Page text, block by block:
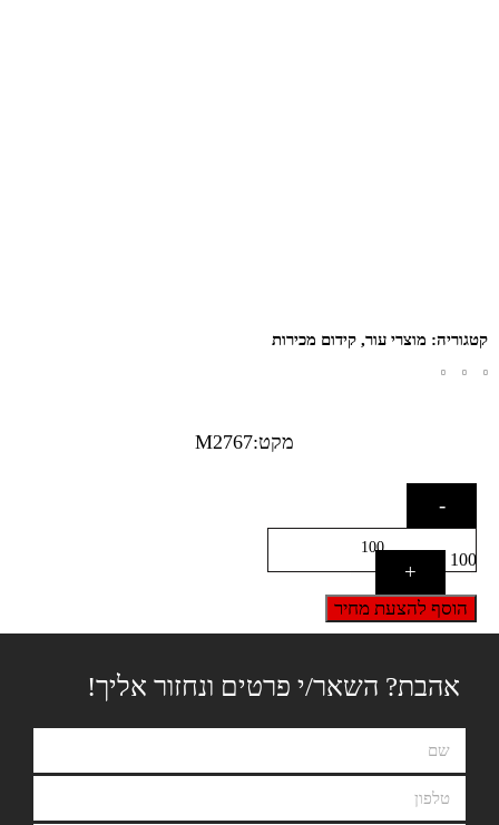
קטגוריה: מוצרי עור, קידום מכירות
מקט:M2767
-
100
+
הוסף להצעת מחיר
אהבת? השאר/י פרטים ונחזור אליך!